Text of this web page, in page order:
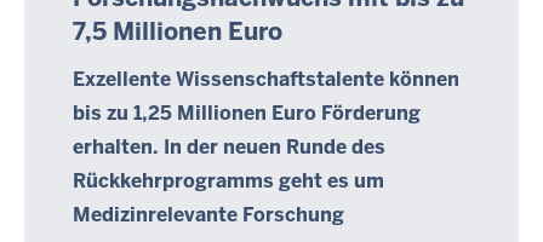
0
2
1
:
n
e
r
t
a
g
,
7,5 Millionen Euro
Exzellente Wissenschaftstalente können
bis zu 1,25 Millionen Euro Förderung
erhalten. In der neuen Runde des
Rückkehrprogramms geht es um
Medizinrelevante Forschung